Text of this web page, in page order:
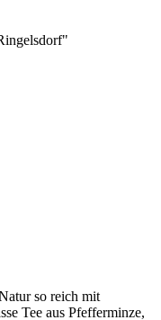
so reich mit
Tee aus Pfefferminze,